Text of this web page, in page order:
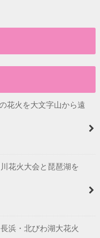
花火を大文字山から遠
花火大会と琵琶湖を
浜・北びわ湖大花火